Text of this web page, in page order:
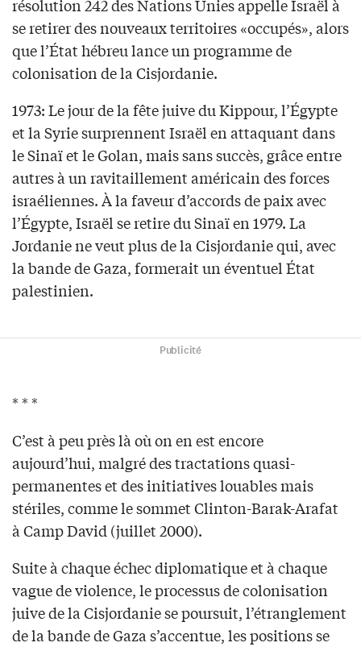
résolution 242 des Nations Unies appelle Israël à
se retirer des nouveaux territoires «occupés», alors
que l’État hébreu lance un programme de
colonisation de la Cisjordanie.
1973: Le jour de la fête juive du Kippour, l’Égypte
et la Syrie surprennent Israël en attaquant dans
le Sinaï et le Golan, mais sans succès, grâce entre
autres à un ravitaillement américain des forces
israéliennes. À la faveur d’accords de paix avec
l’Égypte, Israël se retire du Sinaï en 1979. La
Jordanie ne veut plus de la Cisjordanie qui, avec
la bande de Gaza, formerait un éventuel État
palestinien.
Publicité
* * *
C’est à peu près là où on en est encore
aujourd’hui, malgré des tractations quasi-
permanentes et des initiatives louables mais
stériles, comme le sommet Clinton-Barak-Arafat
à Camp David (juillet 2000).
Suite à chaque échec diplomatique et à chaque
vague de violence, le processus de colonisation
juive de la Cisjordanie se poursuit, l’étranglement
de la bande de Gaza s’accentue, les positions se